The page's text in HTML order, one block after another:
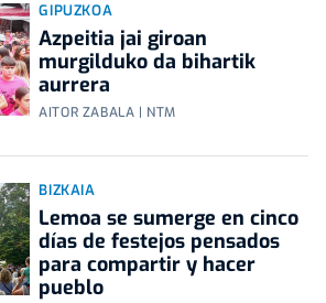
GIPUZKOA
Azpeitia jai giroan
murgilduko da bihartik
aurrera
AITOR ZABALA | NTM
BIZKAIA
Lemoa se sumerge en cinco
días de festejos pensados
para compartir y hacer
pueblo